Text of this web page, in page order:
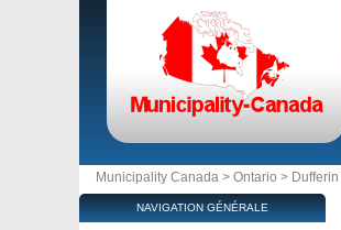
Municipality Canada > Ontario > Dufferin
NAVIGATION GÉNÉRALE